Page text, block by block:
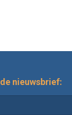
nieuwsbrief: